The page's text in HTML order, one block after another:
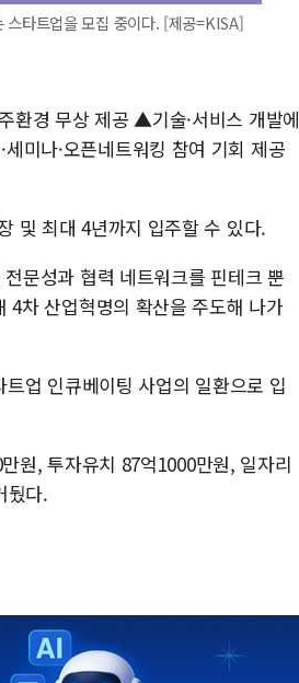
스타트업을 모집 중이다. [제공=KISA]
환경 무상 제공 ▲기술·서비스 개발에
미나·오픈네트워킹 참여 기회 제공
및 최대 4년까지 입주할 수 있다.
문성과 협력 네트워크를 핀테크 뿐
4차 산업혁명의 확산을 주도해 나가
업 인큐베이팅 사업의 일환으로 입
원, 투자유치 87억1000만원, 일자리
뒀다.